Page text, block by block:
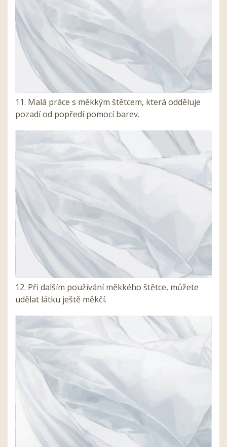
11. Malá práce s měkkým štětcem, která odděluje
pozadí od popředí pomocí barev.
12. Při dalším používání měkkého štětce, můžete
udělat látku ještě měkčí.